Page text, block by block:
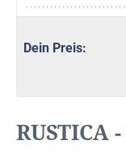
Dein Preis:
RUSTICA